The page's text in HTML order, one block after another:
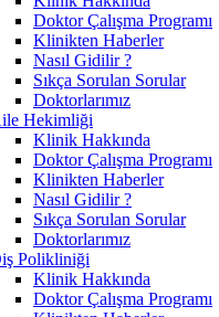
Doktor Çalışma Programı
Klinikten Haberler
Nasıl Gidilir ?
Sıkça Sorulan Sorular
Doktorlarımız
Hekimliği
Klinik Hakkında
Doktor Çalışma Programı
Klinikten Haberler
Nasıl Gidilir ?
Sıkça Sorulan Sorular
Doktorlarımız
Polikliniği
Klinik Hakkında
Doktor Çalışma Programı